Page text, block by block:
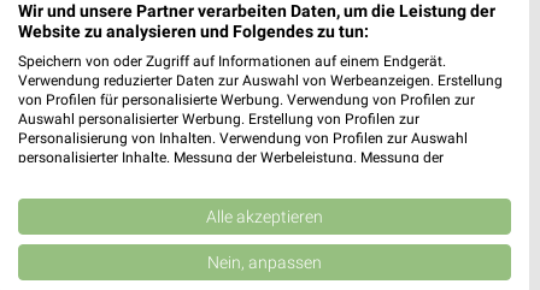
Netto Marken-Discount Prospekt für
Siegburg ab Do. den 30.07.
Wir und unsere Partner verarbeiten Daten, um die Leistung der
Website zu analysieren und Folgendes zu tun:
Speichern von oder Zugriff auf Informationen auf einem Endgerät.
Verwendung reduzierter Daten zur Auswahl von Werbeanzeigen. Erstellung
von Profilen für personalisierte Werbung. Verwendung von Profilen zur
Auswahl personalisierter Werbung. Erstellung von Profilen zur
Personalisierung von Inhalten. Verwendung von Profilen zur Auswahl
personalisierter Inhalte. Messung der Werbeleistung. Messung der
Kombinationen von Daten aus verschiedenen Quellen. Entwicklung und
Verbesserung der Angebote. Verwendung reduzierter Daten zur Auswahl
von Inhalten.
Daten können außerhalb der Europäischen Union weitergegeben und in die
USA gesendet werden.
Alle akzeptieren
Nein, anpassen